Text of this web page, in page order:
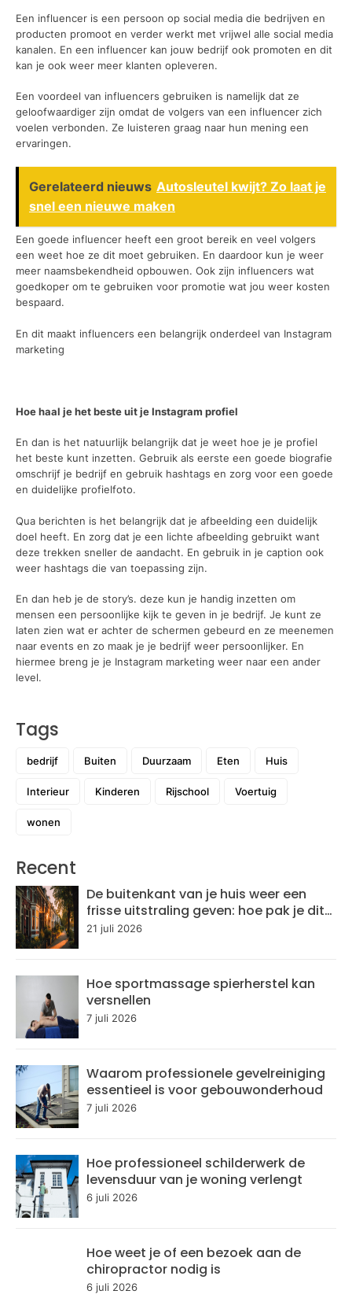
Een influencer is een persoon op social media die bedrijven en
producten promoot en verder werkt met vrijwel alle social media
kanalen. En een influencer kan jouw bedrijf ook promoten en dit
kan je ook weer meer klanten opleveren.
Een voordeel van influencers gebruiken is namelijk dat ze
geloofwaardiger zijn omdat de volgers van een influencer zich
voelen verbonden. Ze luisteren graag naar hun mening een
ervaringen.
Gerelateerd nieuws Autosleutel kwijt? Zo laat je
snel een nieuwe maken
Een goede influencer heeft een groot bereik en veel volgers
een weet hoe ze dit moet gebruiken. En daardoor kun je weer
meer naamsbekendheid opbouwen. Ook zijn influencers wat
goedkoper om te gebruiken voor promotie wat jou weer kosten
bespaard.
En dit maakt influencers een belangrijk onderdeel van Instagram
marketing
Hoe haal je het beste uit je Instagram profiel
En dan is het natuurlijk belangrijk dat je weet hoe je je profiel
het beste kunt inzetten. Gebruik als eerste een goede biografie
omschrijf je bedrijf en gebruik hashtags en zorg voor een goede
en duidelijke profielfoto.
Qua berichten is het belangrijk dat je afbeelding een duidelijk
doel heeft. En zorg dat je een lichte afbeelding gebruikt want
deze trekken sneller de aandacht. En gebruik in je caption ook
weer hashtags die van toepassing zijn.
En dan heb je de story’s. deze kun je handig inzetten om
mensen een persoonlijke kijk te geven in je bedrijf. Je kunt ze
laten zien wat er achter de schermen gebeurd en ze meenemen
naar events en zo maak je je bedrijf weer persoonlijker. En
hiermee breng je je Instagram marketing weer naar een ander
level.
Tags
bedrijf Buiten Duurzaam Eten Huis
Interieur Kinderen Rijschool Voertuig
wonen
Recent
De buitenkant van je huis weer een
frisse uitstraling geven: hoe pak je dit
aan?
21 juli 2026
Hoe sportmassage spierherstel kan
versnellen
7 juli 2026
Waarom professionele gevelreiniging
essentieel is voor gebouwonderhoud
7 juli 2026
Hoe professioneel schilderwerk de
levensduur van je woning verlengt
6 juli 2026
Hoe weet je of een bezoek aan de
chiropractor nodig is
6 juli 2026